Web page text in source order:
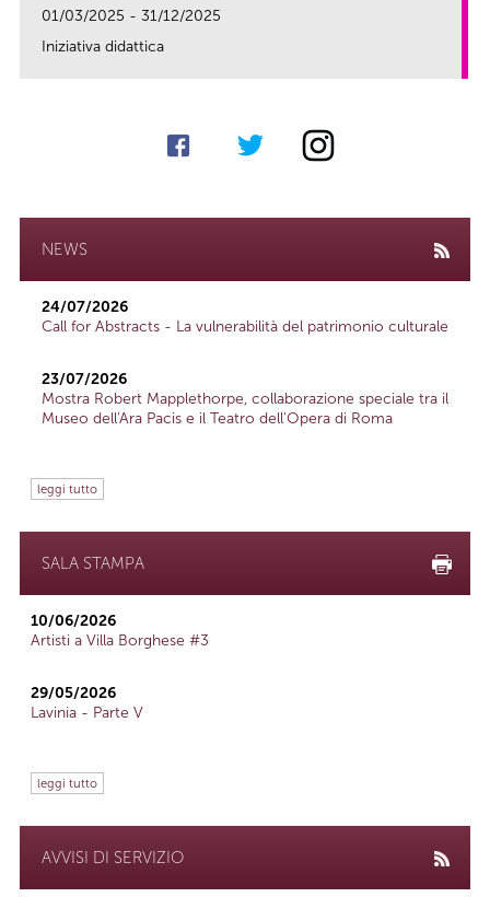
01/03/2025 - 31/12/2025
Iniziativa didattica
NEWS
24/07/2026
Call for Abstracts - La vulnerabilità del patrimonio culturale
23/07/2026
Mostra Robert Mapplethorpe, collaborazione speciale tra il
Museo dell'Ara Pacis e il Teatro dell'Opera di Roma
leggi tutto
SALA STAMPA
10/06/2026
Artisti a Villa Borghese #3
29/05/2026
Lavinia - Parte V
leggi tutto
AVVISI DI SERVIZIO